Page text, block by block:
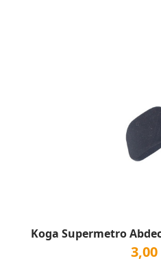
Koga Supermetro